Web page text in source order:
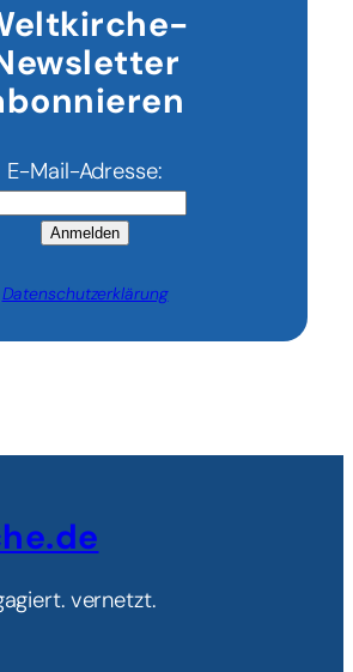
E-Mail-Adresse:
Anmelden
Datenschutzerklärung
vernetzt.